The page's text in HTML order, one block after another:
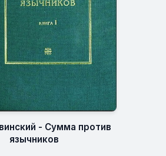
- Сумма против
язычников